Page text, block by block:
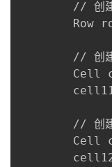
// 创建行
Row row1
// 创建单
Cell
// 创建单
Cell